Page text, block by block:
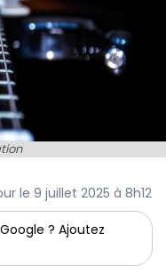
le 9 juillet 2025 à 8h12
? Ajoutez